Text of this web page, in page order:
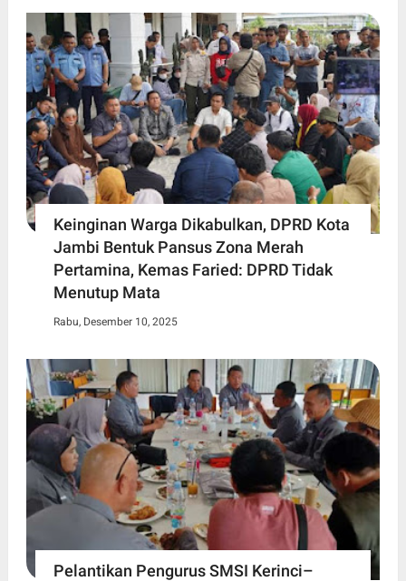
Keinginan Warga Dikabulkan, DPRD Kota
Jambi Bentuk Pansus Zona Merah
Pertamina, Kemas Faried: DPRD Tidak
Menutup Mata
Rabu, Desember 10, 2025
Pelantikan Pengurus SMSI Kerinci–